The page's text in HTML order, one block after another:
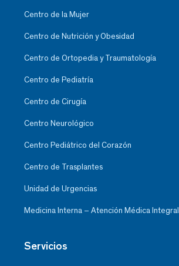
Centro de la Mujer
Centro de Nutrición y Obesidad
Centro de Ortopedia y Traumatología
Centro de Pediatría
Centro de Cirugía
Centro Neurológico
Centro Pediátrico del Corazón
Centro de Trasplantes
Unidad de Urgencias
Medicina Interna – Atención Médica Integral
Servicios